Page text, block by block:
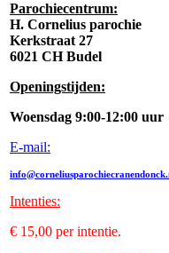
Parochiecentrum:
H. Cornelius parochie
Kerkstraat 27
6021 CH Budel
Openingstijden:
Woensdag 9:00-12:00 uur
E-mail:
Intenties:
€ 15,00 per intentie.